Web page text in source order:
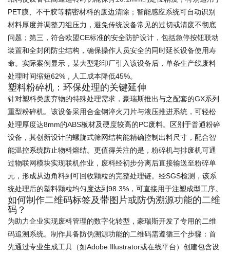
PET膜、不干胶等精密材料的废边清除；智能感应系统可自动识别
材料厚度并调整刀组压力，避免传统设备常见的过切或清废不彻底
问题；第三，符合欧盟CE标准的安全防护设计，包括急停按钮联动
装置和全封闭防尘结构，确保操作人员安全的同时延长设备使用寿
命。实际案例显示，某大型彩印厂引入该设备后，单条生产线废料
处理时间缩短62%，人工成本降低45%。
塑料粉碎机：环保处理的关键延伸
针对塑料类废弃物的特殊处理需求，豪瑞斯推出与之配套的GX系列
重型粉碎机。该设备采用合金钢淬火刀片与液压推进系统，可轻松
处理厚度达8mm的ABS板材及硬度较高的PC废料。区别于普通粉碎
设备，其创新设计的螺旋式筛网结构能精确控制出料尺寸，配合智
能温控系统防止物料熔结。更值得关注的是，粉碎机与排废机可通
过物联网模块实现联机作业，废料经初步分离后直接输送至粉碎单
元，形成从边角料到可回收颗粒的完整处理链。经SGS检测，该系
统处理后的塑料颗粒均匀度达到98.3%，可直接用于注塑成型工序。
如何制作二维码标签及带图片或防伪溯源功能的二维
码？
为助力企业实现废料管理的数字化转型，豪瑞斯开发了专用的二维
码追溯系统。制作具备防伪溯源功能的二维码需遵循三个步骤：首
先通过专业生成工具（如Adobe Illustrator或在线平台）创建包含设